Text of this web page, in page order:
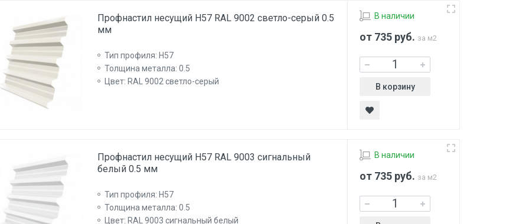
Профнастил несущий Н57 RAL 9002 светло-серый 0.5
мм
Тип профиля: Н57
Толщина металла: 0.5
Цвет: RAL 9002 светло-серый
В наличии
от 735 руб. за м2
В корзину
Профнастил несущий Н57 RAL 9003 сигнальный
белый 0.5 мм
Тип профиля: Н57
Толщина металла: 0.5
Цвет: RAL 9003 сигнальный белый
В наличии
от 735 руб. за м2